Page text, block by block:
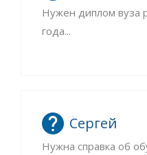
Нужен диплом вуза
года...
Сергей
Нужна справка об